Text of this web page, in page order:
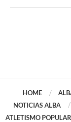
HOME
NOTICIAS ALBA
ATLETISMO POPULAR